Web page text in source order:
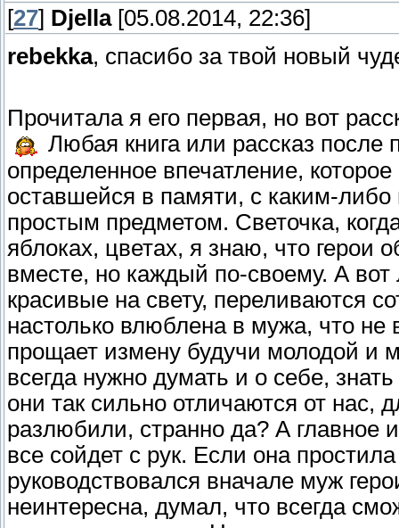
[27] Djella[05.08.2014, 22:36]
rebekka, спасибо за твой новый
Прочитала я его первая, но вот
Любая книга или рассказ после
определенное впечатление,
оставшейся в памяти, с каким-
простым предметом. Светочка,
яблоках, цветах, я знаю, что герои
вместе, но каждый по-своему. А
красивые на свету, переливаются
настолько влюблена в мужа, что не
прощает измену будучи молодой и
всегда нужно думать и о себе,
они так сильно отличаются от нас,
разлюбили, странно да? А главное
все сойдет с рук. Если она
руководствовался вначале муж
неинтересна, думал, что всегда